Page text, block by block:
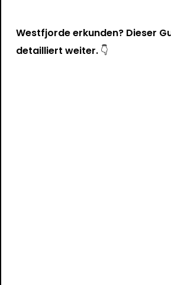
Westfjorde erkunden? Dieser
detailliert weiter.👇